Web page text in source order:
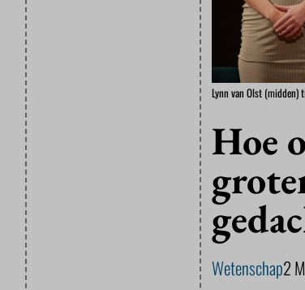
Lynn van Olst (midden)
Hoe
Wetenschap2